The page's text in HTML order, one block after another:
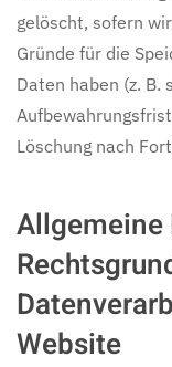
gelöscht, sofern
Gründe für die
Daten haben (z.
Löschung nach
Allgemeine
Website